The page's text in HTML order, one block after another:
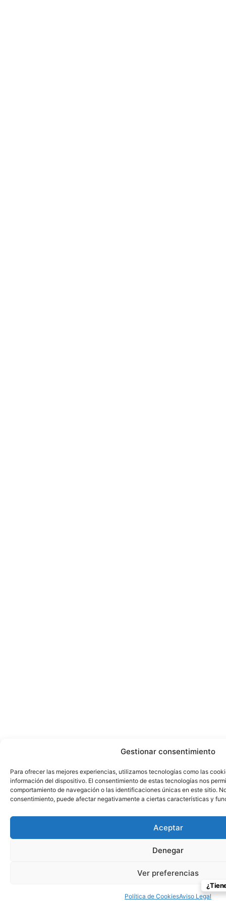
Gestionar consentimiento
Para ofrecer las mejores experiencias, utilizamos tecnologías como las
información del dispositivo. El consentimiento de estas tecnologías nos
comportamiento de navegación o las identificaciones únicas en este sitio.
consentimiento, puede afectar negativamente a ciertas características y
Aceptar
Denegar
Ver preferencias
Política de CookiesAviso Legal